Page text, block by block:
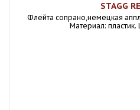
STAGG
Флейта сопрано,немецкая
Материал: